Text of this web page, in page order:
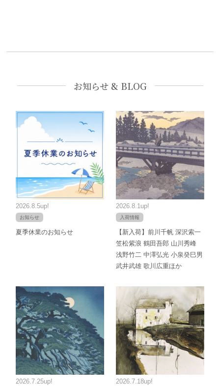
お知らせ & BLOG
2026.8.5up!
お知らせ
夏季休業のお知らせ
2026.8.1up!
入荷情報
【新入荷】前川千帆 深沢索一
笠松紫浪 鶴田吾郎 山川秀峰
浅野竹二 中澤弘光 小泉癸巳男
武井武雄 歌川広重ほか
2026.7.25up! 2026.7.18up!